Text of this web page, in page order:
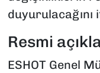
duyurulacağını
Resmi
ESHOT Genel